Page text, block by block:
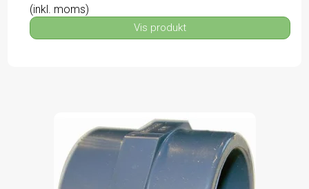
(inkl. moms)
Vis produkt